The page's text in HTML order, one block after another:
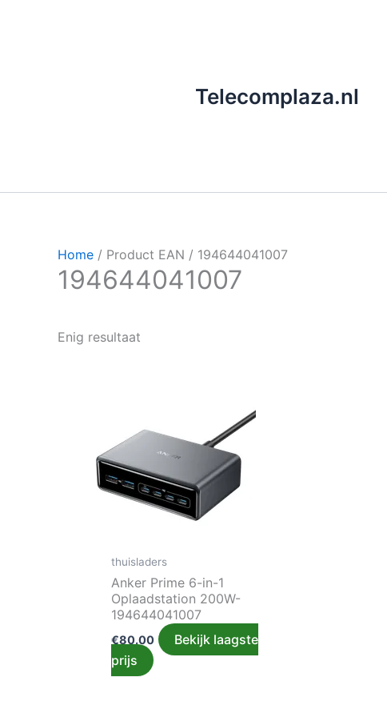
Telecomplaza.nl
Home / Product EAN / 194644041007
194644041007
Enig resultaat
thuisladers
Anker Prime 6-in-1
Oplaadstation 200W-
194644041007
€80.00
Bekijk laagste
prijs